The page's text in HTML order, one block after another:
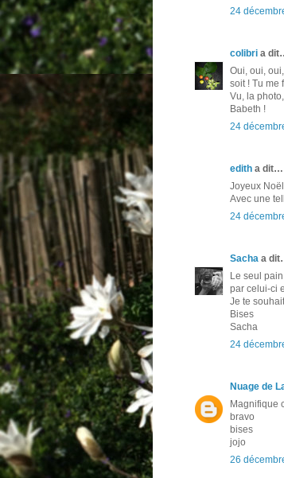
24
colibri a
Oui, oui,
soit ! Tu me
Vu, la
Babeth !
24
edith a dit…
Joyeux
Avec une
24
Sacha a
Le seul
par celui-ci
Je te
Bises
Sacha
24
Nuage de
Magnifique
bravo
bises
jojo
26